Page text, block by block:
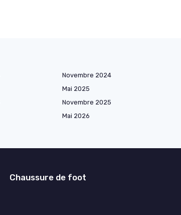
Novembre 2024
Mai 2025
Novembre 2025
Mai 2026
Chaussure de foot